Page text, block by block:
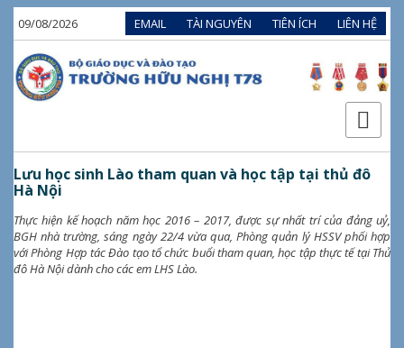
09/08/2026 EMAIL TÀI NGUYÊN TIÊN ÍCH LIÊN HỆ
Lưu học sinh Lào tham quan và học tập tại thủ đô
Hà Nội
Thực hiện kế hoạch năm học 2016 – 2017, được sự nhất trí của đảng uỷ,
BGH nhà trường, sáng ngày 22/4 vừa qua, Phòng quản lý HSSV phối hợp
với Phòng Hợp tác Đào tạo tổ chức buổi tham quan, học tập thực tế tại Thủ
đô Hà Nội dành cho các em LHS Lào.